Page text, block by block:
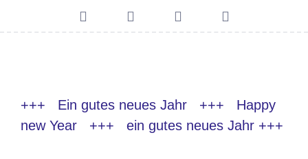
+++ Ein gutes neues Jahr +++ Happy
new Year +++ ein gutes neues Jahr +++